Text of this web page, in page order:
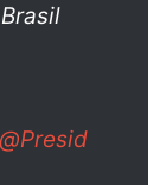
@Presid